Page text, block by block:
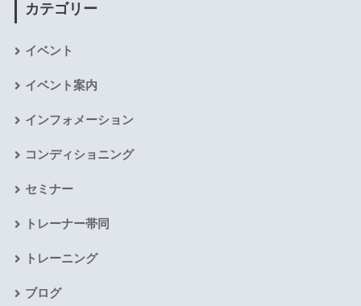
カテゴリー
イベント
イベント案内
インフォメーション
コンディショニング
セミナー
トレーナー帯同
トレーニング
ブログ